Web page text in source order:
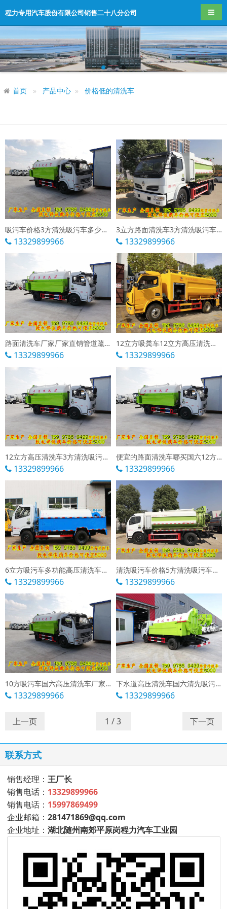
程力专用汽车股份有限公司销售二十八分公司 导航
首页 产品中心 价格低的清洗车
吸污车价格3方清洗吸污车多少钱一辆
13329899966
3立方路面清洗车3方清洗吸污车多少钱一辆
13329899966
路面清洗车厂家厂家直销管道疏通车低价格
13329899966
12立方吸粪车12立方高压清洗车厂家报价多少
13329899966
12立方高压清洗车3方清洗吸污车多少钱一辆
13329899966
便宜的路面清洗车哪买国六12方路面清洗车厂家直销
13329899966
6立方吸污车多功能高压清洗车价格多少钱
13329899966
清洗吸污车价格5方清洗吸污车多少钱一辆
13329899966
10方吸污车国六高压清洗车厂家报价多少
13329899966
下水道高压清洗车国六清先吸污车报价多少
13329899966
上一页 下一页
联系方式
销售经理： 王厂长
销售电话： 13329899966
销售电话： 15997869499
企业邮箱： 281471869@qq.com
企业地址： 湖北随州南郊平原岗程力汽车工业园